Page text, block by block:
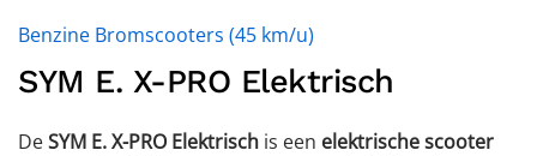
Benzine Bromscooters (45 km/u)
SYM E. X-PRO Elektrisch
DeSYM E. X-PRO Elektrisch is een elektrische scooter